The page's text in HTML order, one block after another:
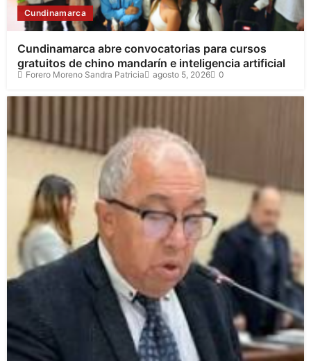
Cundinamarca
Cundinamarca abre convocatorias para cursos
gratuitos de chino mandarín e inteligencia artificial
Forero Moreno Sandra Patricia agosto 5, 2026 0